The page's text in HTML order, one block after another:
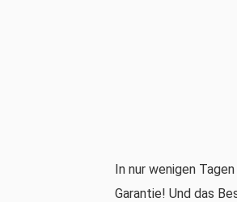
In nur wenigen
Garantie! Und das